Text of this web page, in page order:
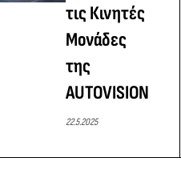
τις Κινητές
Μονάδες
της
AUTOVISION
22.5.2025